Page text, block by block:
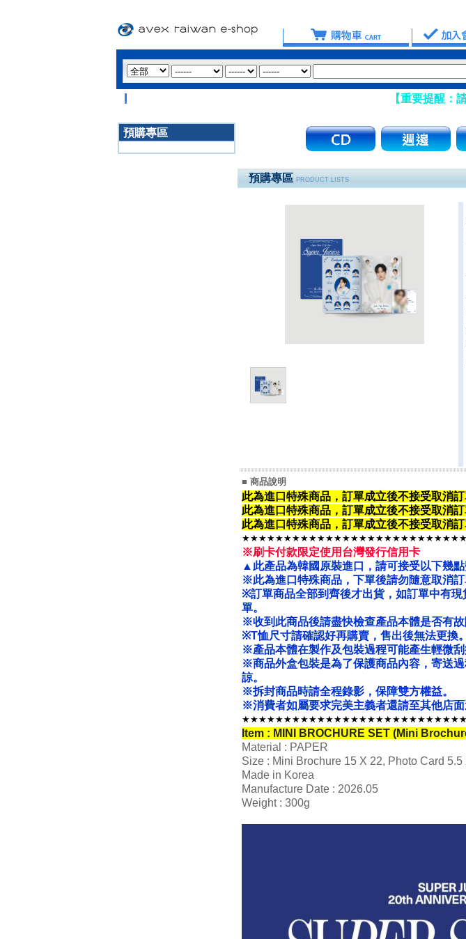
【重要提醒：請盡量避
預購專區
預購專區 PRODUCT LISTS
■ 商品說明
此為進口特殊商品，訂單成立後不接受取消訂
此為進口特殊商品， 訂單成立後不接受取消
此為進口特殊商品， 訂單成立後不接受取消
※刷卡付款限定使用台灣發行信用卡
▲此產品為韓國原裝進口，請可接受以下幾點
※此為進口特殊商品，下單後請勿隨意取消
※訂單商品全部到齊後才出貨，如訂單中有
單。
※收到此商品後請盡快檢查產品本體是否有
※T恤尺寸請確認好再購賣，售出後無法更換。
※產品本體在製作及包裝過程可能產生輕微
※商品外盒包裝是為了保護商品內容，寄送
諒。
※拆封商品時請全程錄影，保障雙方權益。
※消費者如屬要求完美主義者還請至其他店
Item : MINI BROCHURE SET (Mini
Material : PAPER
Size : Mini Brochure 15 X 22, Photo Card 5.5
Made in Korea
Manufacture Date : 2026.05
Weight : 300g